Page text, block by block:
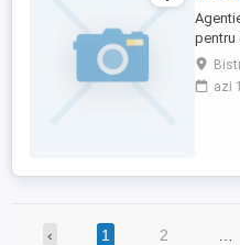
pentru
oferim
azi
‹ 1 2